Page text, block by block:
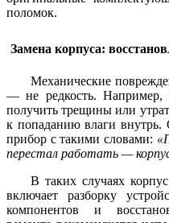
поломок.
Замена корпуса:
Механические
— не редкость. Например,
получить трещины или
к попаданию влаги
прибор с такими словами:
перестал работать —
В таких случаях
включает разборку
компонентов и